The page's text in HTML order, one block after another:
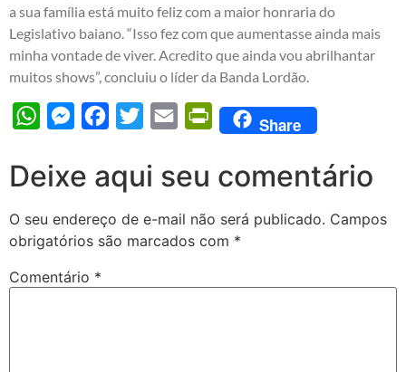
a sua família está muito feliz com a maior honraria do
Legislativo baiano. “Isso fez com que aumentasse ainda mais
minha vontade de viver. Acredito que ainda vou abrilhantar
muitos shows”, concluiu o líder da Banda Lordão.
WhatsAppMessengerFacebook
Twitter Email PrintFriendly
Share
Deixe aqui seu comentário
O seu endereço de e-mail não será publicado. Campos
obrigatórios são marcados com *
Comentário *